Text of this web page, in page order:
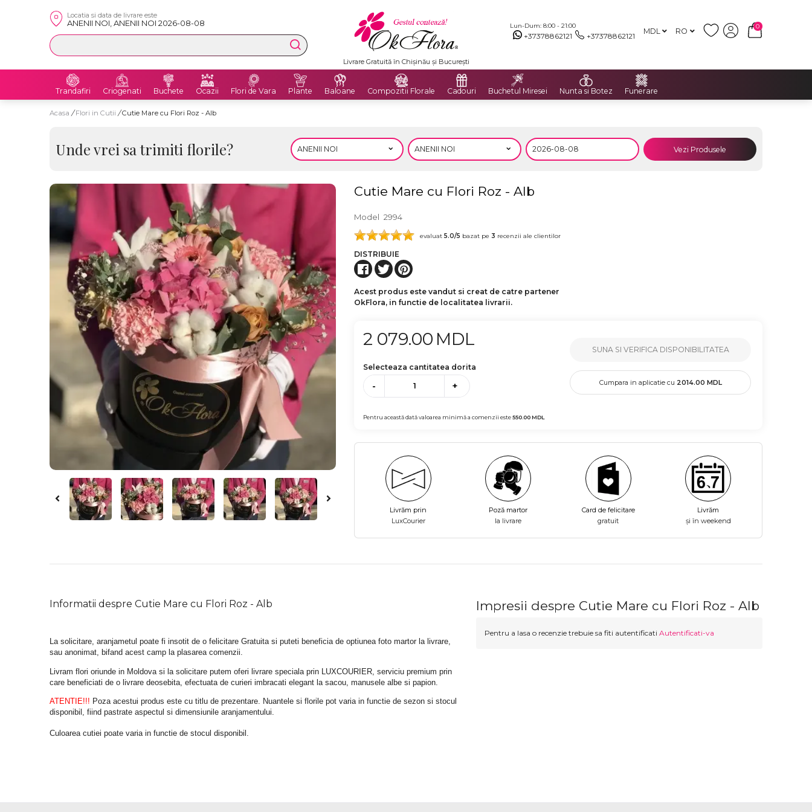
Locatia si data de livrare este
ANENII NOI, ANENII NOI 2026-08-08 Lun-Dum: 8:00 - 21:00
+37378862121 +37378862121 MDL RO
0
Livrare Gratuită în Chișinău și București
Trandafiri Criogenati Buchete Ocazii Flori de Vara Plante Baloane Compozitii Florale Cadouri Buchetul Miresei Nunta si Botez Funerare
Acasa / Flori in Cutii / Cutie Mare cu Flori Roz - Alb
Unde vrei sa trimiti florile? Vezi Produsele
Cutie Mare cu Flori Roz - Alb
Model 2994
evaluat5.0/5 bazat pe 3 recenzii ale clientilor
DISTRIBUIE
Acest produs este vandut si creat de catre partener
OkFlora, in functie de localitatea livrarii.
2 079.00 MDL
Selecteaza cantitatea dorita
- +
Pentru această dată valoarea minimă a comenzii este550.00MDL
SUNA SI VERIFICA DISPONIBILITATEA
Cumpara in aplicatie cu 2014.00 MDL
Livrăm prin
LuxCourier
Poză martor
la livrare
Card de felicitare
gratuit
Livrăm
și în weekend
Informatii despre Cutie Mare cu Flori Roz - Alb
La solicitare, aranjametul poate fi insotit de o felicitare Gratuita si puteti beneficia de optiunea foto martor la livrare,
sau anonimat, bifand acest camp la plasarea comenzii.
Livram flori oriunde in Moldova si la solicitare putem oferi livrare speciala prin LUXCOURIER, serviciu premium prin
care beneficiati de o livrare deosebita, efectuata de curieri imbracati elegant la sacou, manusele albe si papion.
ATENTIE!!! Poza acestui produs este cu titlu de prezentare. Nuantele si florile pot varia in functie de sezon si stocul
disponibil, fiind pastrate aspectul si dimensiunile aranjamentului.
Culoarea cutiei poate varia in functie de stocul disponibil.
Impresii despre Cutie Mare cu Flori Roz - Alb
Pentru a lasa o recenzie trebuie sa fiti autentificati Autentificati-va